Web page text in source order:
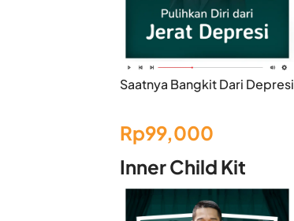
Saatnya Bangkit Dari Depresi
Rp99,000
Inner Child Kit